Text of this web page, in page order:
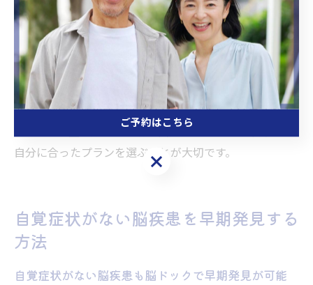
が得られます。
また、脳ドックの受診は家族や職場の仲間にも健康意識
を広めるきっかけとなります。実際に「脳ドックで安心
できた」「家族全員で受けることにした」といった声も
あり、健康維持の新しいスタンダードとして注目されて
います。検査の際は、事前に費用や注意事項を確認し、
自分に合ったプランを選ぶことが大切です。
自覚症状がない脳疾患を早期発見する
方法
自覚症状がない脳疾患も脳ドックで早期発見が可能
ご予約はこちら
ご予約はこちら